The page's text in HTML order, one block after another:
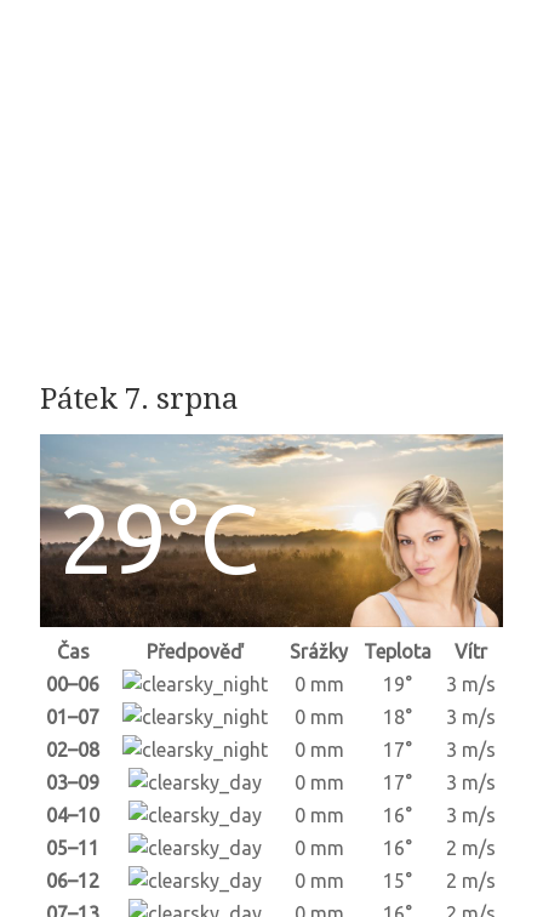
Pátek 7. srpna
29°C
Čas Předpověď Srážky Teplota
Vítr
00–06
0 mm 19°
3 m/s
01–07
0 mm 18°
3 m/s
02–08
0 mm 17°
3 m/s
03–09
0 mm 17°
3 m/s
04–10
0 mm 16°
3 m/s
05–11
0 mm 16°
2 m/s
06–12
0 mm 15°
2 m/s